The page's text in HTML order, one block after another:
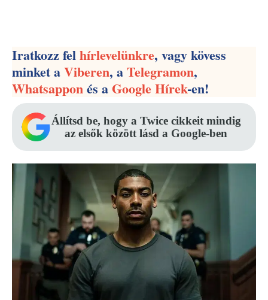
Iratkozz felhírlevelünkre, vagy kövess
minket aViberen, aTelegramon,
Whatsapponés aGoogle Hírek-en!
Állítsd be, hogy a Twice cikkeit mindig
az elsők között lásd a Google-ben